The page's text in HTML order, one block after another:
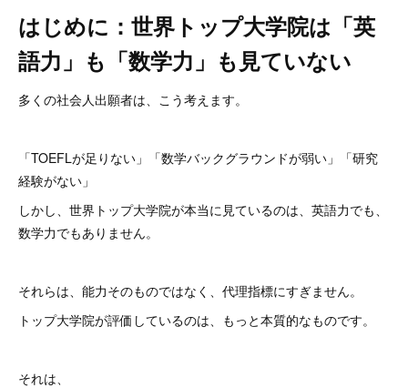
はじめに：世界トップ大学院は「英
語力」も「数学力」も見ていない
多くの社会人出願者は、こう考えます。
「TOEFLが足りない」「数学バックグラウンドが弱い」「研究
経験がない」
しかし、世界トップ大学院が本当に見ているのは、英語力でも、
数学力でもありません。
それらは、能力そのものではなく、代理指標にすぎません。
トップ大学院が評価しているのは、もっと本質的なものです。
それは、